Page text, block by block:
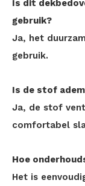
Is dit
gebruik?
Ja, het
gebruik.
Is de stof
Ja, de stof
comfortabel
Hoe
Het is